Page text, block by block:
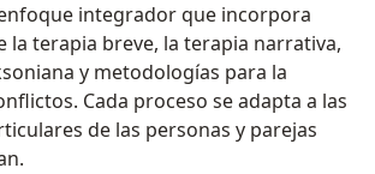
integrador que incorpora
la terapia breve, la terapia narrativa,
y metodologías para la
Cada proceso se adapta a las
de las personas y parejas